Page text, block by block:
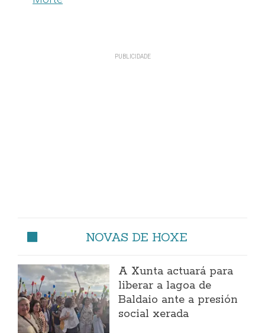
NOVAS DE HOXE
A Xunta actuará para
liberar a lagoa de
Baldaio ante a presión
social xerada